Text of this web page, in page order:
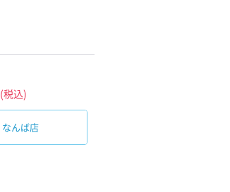
(税込)
なんば店